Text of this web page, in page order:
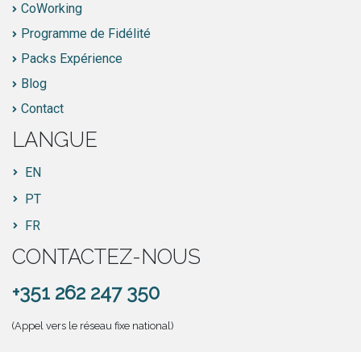
CoWorking
Programme de Fidélité
Packs Expérience
Blog
Contact
LANGUE
EN
PT
FR
CONTACTEZ-NOUS
+351 262 247 350
(Appel vers le réseau fixe national)